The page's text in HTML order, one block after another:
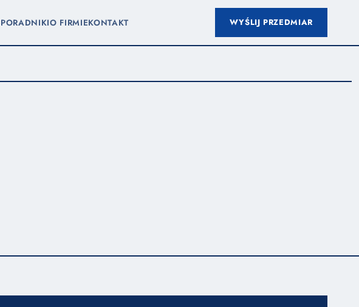
PORADNIKIO FIRMIEKONTAKT WYŚLIJ PRZEDMIAR